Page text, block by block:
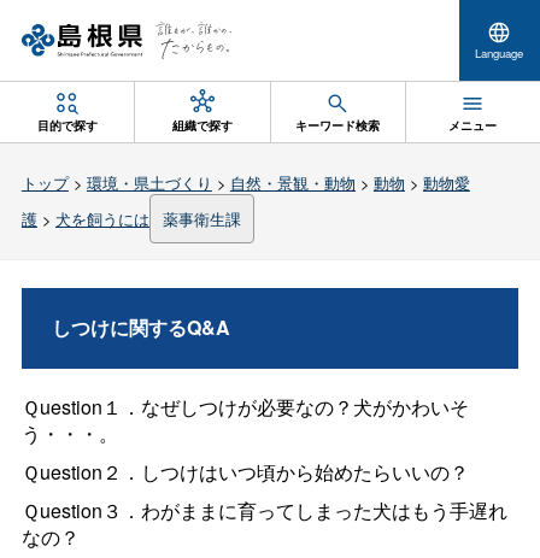
Language
目的で探す 組織で探す キーワード検索 メニュー
トップ> 環境・県土づくり > 自然・景観・動物 > 動物 > 動物愛
護> 犬を飼うには 薬事衛生課
しつけに関するQ&A
Ｑuestion１．なぜしつけが必要なの？犬がかわいそ
う・・・。
Ｑuestion２．しつけはいつ頃から始めたらいいの？
Ｑuestion３．わがままに育ってしまった犬はもう手遅れ
なの？